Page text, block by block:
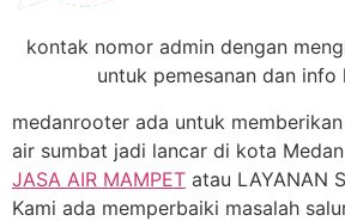
kontak nomor admin dengan
untuk pemesanan dan info
medanrooter ada untuk
air sumbat jadi lancar di kota
JASA AIR MAMPET atau LAYANAN
Kami ada memperbaiki masalah